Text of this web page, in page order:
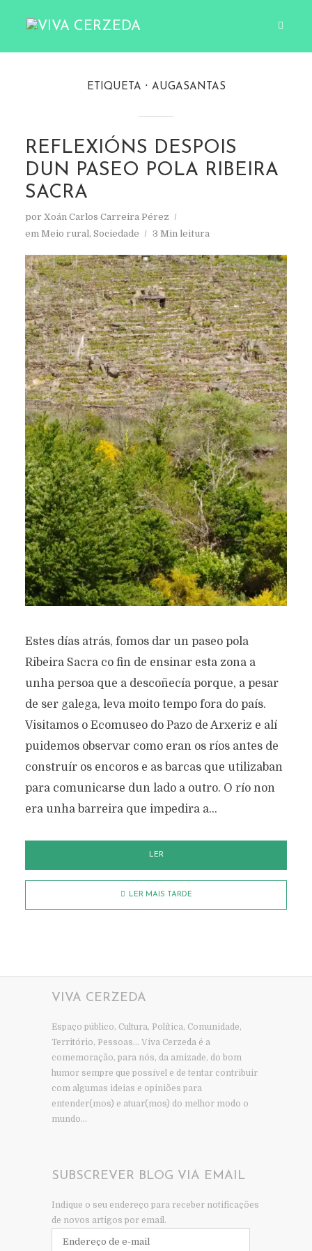
ETIQUETA AUGASANTAS
REFLEXIÓNS DESPOIS
DUN PASEO POLA RIBEIRA
SACRA
por Xoán Carlos Carreira Pérez
em Meio rural, Sociedade 3 Min leitura
Estes días atrás, fomos dar un paseo pola
Ribeira Sacra co fin de ensinar esta zona a
unha persoa que a descoñecía porque, a pesar
de ser galega, leva moito tempo fora do país.
Visitamos o Ecomuseo do Pazo de Arxeriz e alí
puidemos observar como eran os ríos antes de
construír os encoros e as barcas que utilizaban
para comunicarse dun lado a outro. O río non
era unha barreira que impedira a...
LER
LER MAIS TARDE
VIVA CERZEDA
Espaço público, Cultura, Política, Comunidade,
Território, Pessoas… Viva Cerzeda é a
comemoração, para nós, da amizade, do bom
humor sempre que possível e de tentar contribuir
com algumas ideias e opiniões para
entender(mos) e atuar(mos) do melhor modo o
mundo…
SUBSCREVER BLOG VIA EMAIL
Indique o seu endereço para receber notificações
de novos artigos por email.